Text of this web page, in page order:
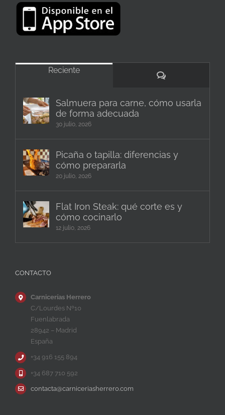
Reciente
Comentarios
Salmuera para carne, cómo usarla
de forma adecuada
30 julio, 2026
Picaña o tapilla: diferencias y
cómo prepararla
20 julio, 2026
Flat Iron Steak: qué corte es y
cómo cocinarlo
12 julio, 2026
CONTACTO
Carnicerías Herrero
C/Lourdes Nº10
Fuenlabrada
28942 – Madrid
España
+34 916 155 894
+34 687 710 592
contacta@carniceriasherrero.com